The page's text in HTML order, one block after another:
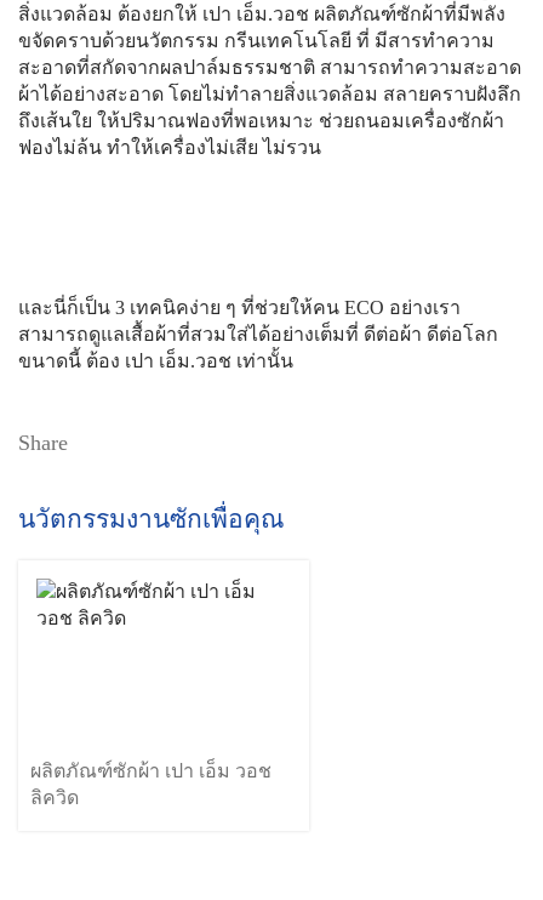
สิ่งแวดล้อม ต้องยกให้ เปา เอ็ม.วอช ผลิตภัณฑ์ซักผ้าที่มีพลัง
ขจัดคราบด้วยนวัตกรรม กรีนเทคโนโลยี ที่ มีสารทำความ
สะอาดที่สกัดจากผลปาล์มธรรมชาติ สามารถทำความสะอาด
ผ้าได้อย่างสะอาด โดยไม่ทำลายสิ่งแวดล้อม สลายคราบฝังลึก
ถึงเส้นใย ให้ปริมาณฟองที่พอเหมาะ ช่วยถนอมเครื่องซักผ้า
ฟองไม่ล้น ทำให้เครื่องไม่เสีย ไม่รวน
และนี่ก็เป็น 3 เทคนิคง่าย ๆ ที่ช่วยให้คน ECO อย่างเรา
สามารถดูแลเสื้อผ้าที่สวมใส่ได้อย่างเต็มที่ ดีต่อผ้า ดีต่อโลก
ขนาดนี้ ต้อง เปา เอ็ม.วอช เท่านั้น
Share
นวัตกรรมงานซักเพื่อคุณ
ผลิตภัณฑ์ซักผ้า เปา เอ็ม วอช
ลิควิด